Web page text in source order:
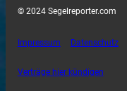
© 2024 Segelreporter.com
Impressum Datenschutz
Verträge hier kündigen